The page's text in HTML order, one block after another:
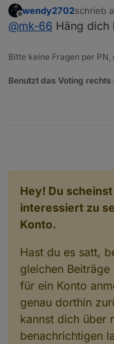
also kein
Offline
wendy2702schrieb
zuletzt
@mk-66 Häng dich
Bitte keine Fragen per
Benutzt das Voting
Hey! Du
interessiert zu
Konto.
Hast du es satt,
gleichen
für ein Konto
genau dorthin
kannst dich über
benachrichtigen